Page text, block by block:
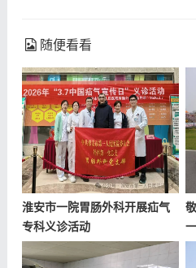
随便看看
淮安市一院胃肠外科开展疝气
专科义诊活动